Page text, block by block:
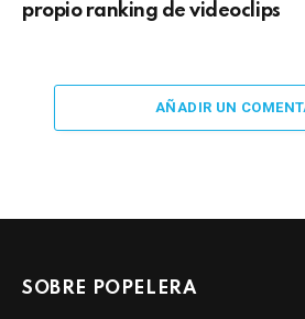
propio ranking de videoclips
AÑADIR UN
SOBRE POPELERA